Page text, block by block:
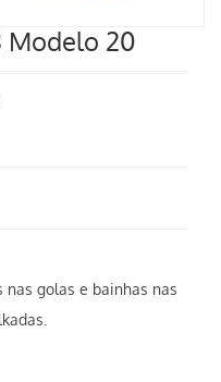
Modelo 20
golas e bainhas nas